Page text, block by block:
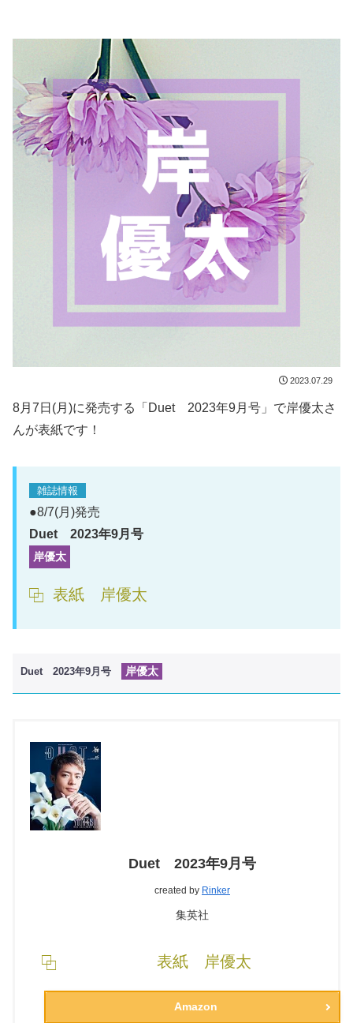
2023.07.29
8月7日(月)に発売する「Duet 2023年9月号」で岸優太さ
んが表紙です！
雑誌情報
●8/7(月)発売
Duet 2023年9月号
岸優太
表紙 岸優太
Duet 2023年9月号 岸優太
Duet 2023年9月号
created by Rinker
集英社
表紙 岸優太
Amazon